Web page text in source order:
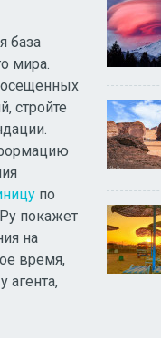
база
мира.
стройте
по
покажет
на
время,
агента,